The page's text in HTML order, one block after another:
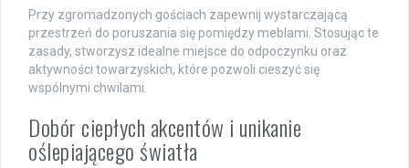
Przy zgromadzonych gościach zapewnij wystarczającą
przestrzeń do poruszania się pomiędzy meblami. Stosując te
zasady, stworzysz idealne miejsce do odpoczynku oraz
aktywności towarzyskich, które pozwoli cieszyć się
wspólnymi chwilami.
Dobór ciepłych akcentów i unikanie
oślepiającego światła